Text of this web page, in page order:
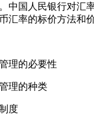
国人民银行对汇
汇率的标价方法和价
的必要性
理的种类
度